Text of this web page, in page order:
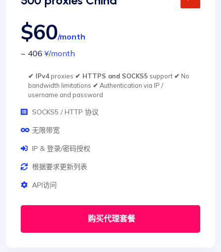
$60/month
~ 406¥/month
✔ IPv4proxies ✔ HTTPS and SOCKS5 support ✔ No
bandwidth limitations ✔ Authentication via IP /
username and password
SOCKS5 / HTTP 协议
无限带宽
IP & 登录/密码授权
根据要求更新列表
API访问
购买代理套餐